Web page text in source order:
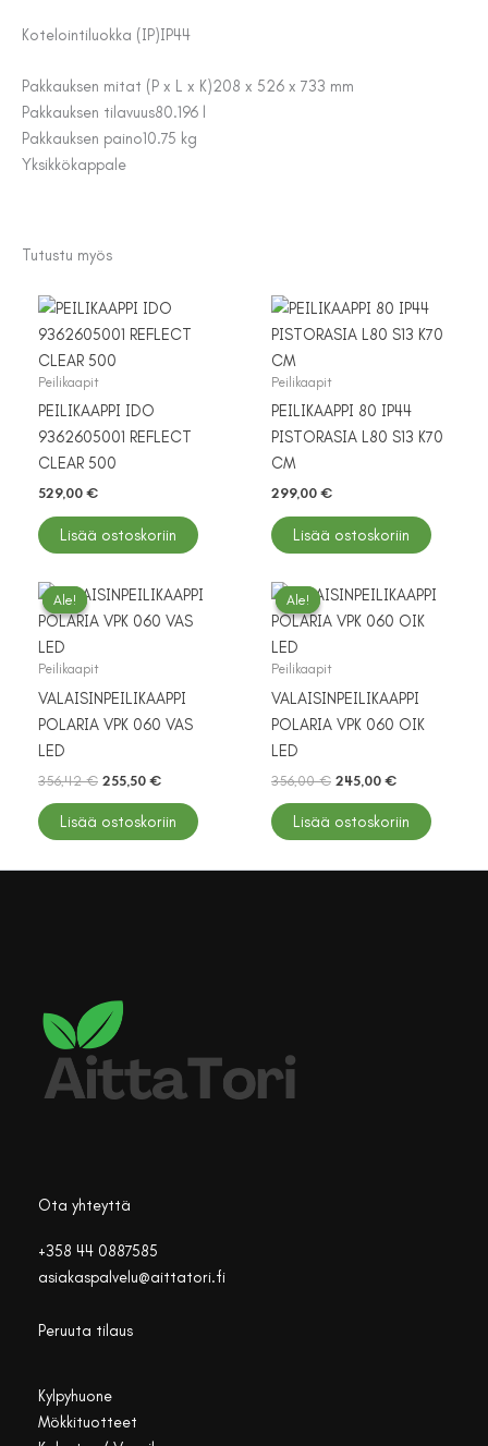
Kotelointiluokka (IP)IP44
Pakkauksen mitat (P x L x K)208 x 526 x 733 mm
Pakkauksen tilavuus80.196 l
Pakkauksen paino10.75 kg
Yksikkökappale
Tutustu myös
Peilikaapit
PEILIKAAPPI IDO
9362605001 REFLECT
CLEAR 500
529,00 €
Lisää ostoskoriin
Peilikaapit
PEILIKAAPPI 80 IP44
PISTORASIA L80 S13 K70
CM
299,00 €
Lisää ostoskoriin
Ale!
Ale!
Peilikaapit
VALAISINPEILIKAAPPI
POLARIA VPK 060 VAS
LED
356,42€ Alkuperäinen
oli:
255,50 €Nykyinen
on:
255,50 €.
Lisää ostoskoriin
Ale!
Ale!
Peilikaapit
VALAISINPEILIKAAPPI
POLARIA VPK 060 OIK
LED
356,00€ Alkuperäinen
oli:
245,00 €Nykyinen
on:
245,00 €.
Lisää ostoskoriin
Ota yhteyttä
+358 44 0887585
asiakaspalvelu@aittatori.fi
Peruuta tilaus
Kylpyhuone
Mökkituotteet